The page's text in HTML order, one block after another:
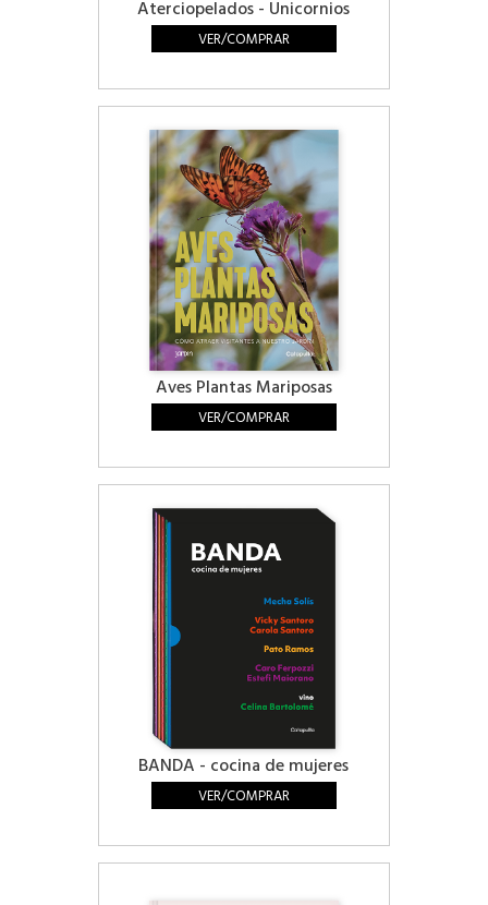
Aterciopelados - Unicornios
VER/COMPRAR
Aves Plantas Mariposas
VER/COMPRAR
BANDA - cocina de mujeres
VER/COMPRAR